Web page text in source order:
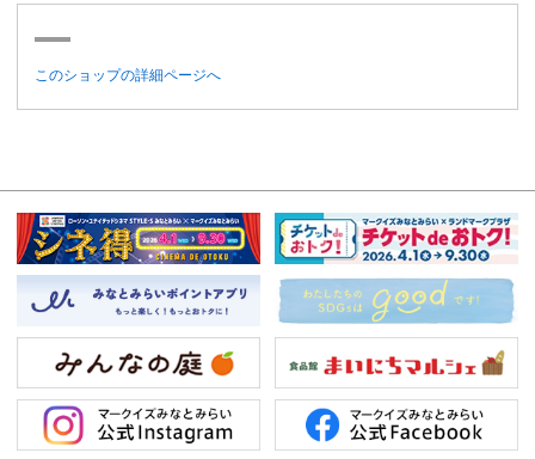
このショップの詳細ページへ